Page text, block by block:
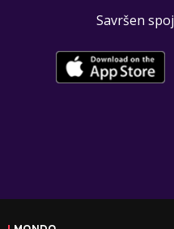
Savršen